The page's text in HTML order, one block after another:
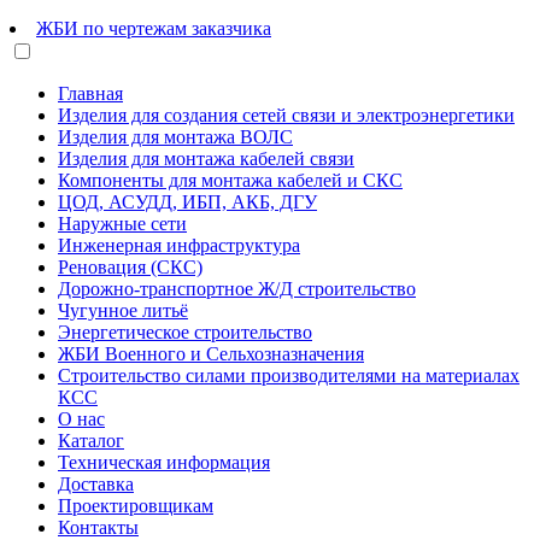
ЖБИ по чертежам заказчика
Главная
Изделия для создания сетей связи и электроэнергетики
Изделия для монтажа ВОЛС
Изделия для монтажа кабелей связи
Компоненты для монтажа кабелей и СКС
ЦОД, АСУДД, ИБП, АКБ, ДГУ
Наружные сети
Инженерная инфраструктура
Реновация (СКС)
Дорожно-транспортное Ж/Д строительство
Чугунное литьё
Энергетическое строительство
ЖБИ Военного и Сельхозназначения
Строительство силами производителями на материалах
КСС
О нас
Каталог
Техническая информация
Доставка
Проектировщикам
Контакты